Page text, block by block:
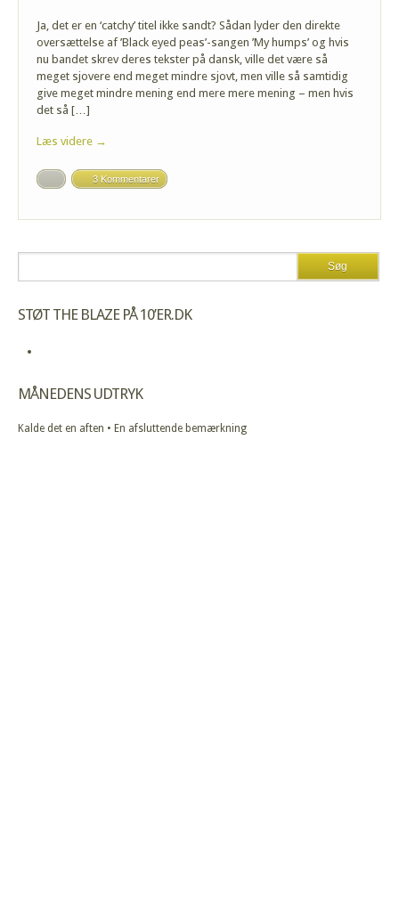
Ja, det er en ‘catchy’ titel ikke sandt? Sådan lyder den direkte
oversættelse af ’Black eyed peas’-sangen ’My humps’ og hvis
nu bandet skrev deres tekster på dansk, ville det være så
meget sjovere end meget mindre sjovt, men ville så samtidig
give meget mindre mening end mere mere mening – men hvis
det så […]
Læs videre →
3 Kommentarer
STØT THE BLAZE PÅ 10’ER.DK
MÅNEDENS UDTRYK
Kalde det en aften • En afsluttende bemærkning